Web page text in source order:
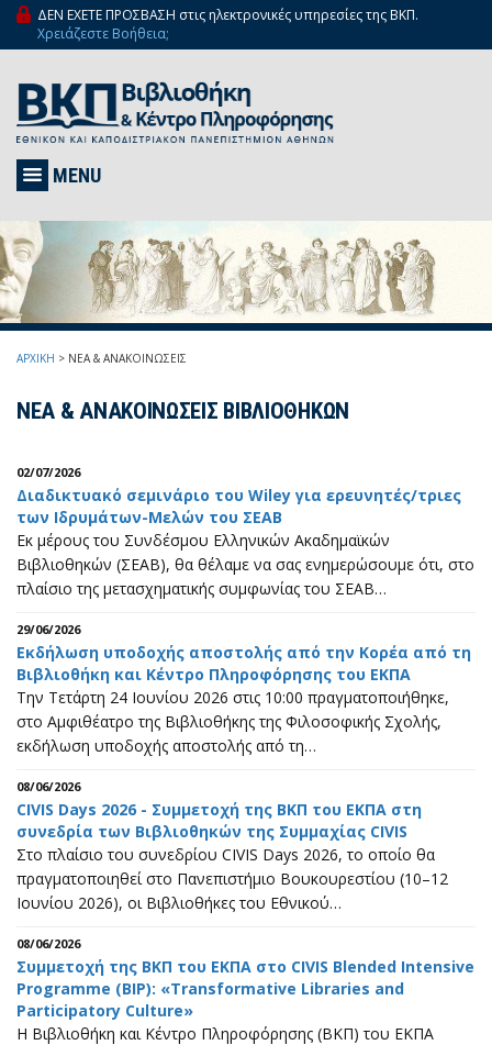
ΔΕΝ ΕΧΕΤΕ ΠΡΟΣΒΑΣΗ στις ηλεκτρονικές υπηρεσίες της ΒΚΠ.
Χρειάζεστε Βοήθεια;
MENU
ΑΡΧΙΚΗ > ΝΕΑ & ΑΝΑΚΟΙΝΩΣΕΙΣ
ΝΕΑ & ΑΝΑΚΟΙΝΩΣΕΙΣ ΒΙΒΛΙΟΘΗΚΩΝ
02/07/2026
Διαδικτυακό σεμινάριο του Wiley για ερευνητές/τριες
των Ιδρυμάτων-Μελών του ΣΕΑΒ
Εκ μέρους του Συνδέσμου Ελληνικών Ακαδημαϊκών
Βιβλιοθηκών (ΣΕΑΒ), θα θέλαμε να σας ενημερώσουμε ότι, στο
πλαίσιο της μετασχηματικής συμφωνίας του ΣΕΑΒ…
29/06/2026
Εκδήλωση υποδοχής αποστολής από την Κορέα από τη
Βιβλιοθήκη και Κέντρο Πληροφόρησης του ΕΚΠΑ
Την Τετάρτη 24 Ιουνίου 2026 στις 10:00 πραγματοποιήθηκε,
στο Αμφιθέατρο της Βιβλιοθήκης της Φιλοσοφικής Σχολής,
εκδήλωση υποδοχής αποστολής από τη…
08/06/2026
CIVIS Days 2026 - Συμμετοχή της ΒΚΠ του ΕΚΠΑ στη
συνεδρία των Βιβλιοθηκών της Συμμαχίας CIVIS
Στο πλαίσιο του συνεδρίου CIVIS Days 2026, το οποίο θα
πραγματοποιηθεί στο Πανεπιστήμιο Βουκουρεστίου (10–12
Ιουνίου 2026), οι Βιβλιοθήκες του Εθνικού…
08/06/2026
Συμμετοχή της ΒΚΠ του ΕΚΠΑ στο CIVIS Blended Intensive
Programme (BIP): «Transformative Libraries and
Participatory Culture»
Η Βιβλιοθήκη και Κέντρο Πληροφόρησης (ΒΚΠ) του ΕΚΠΑ